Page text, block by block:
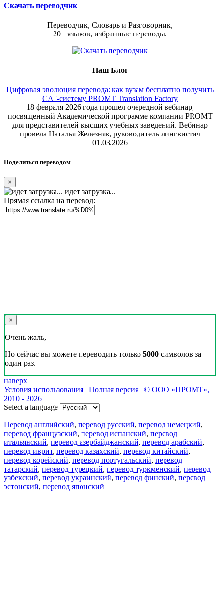
Скачать переводчик
Переводчик, Словарь и Разговорник,
20+ языков, избранные переводы.
Наш Блог
Цифровая эволюция перевода: как вузам бесплатно получить
CAT-систему PROMT Translation Factory
18 февраля 2026 года прошел очередной вебинар,
посвященный Академической программе компании PROMT
для представителей высших учебных заведений. Вебинар
провела Наталья Железняк, руководитель лингвистич
01.03.2026
Поделиться переводом
×
идет загрузка...
Прямая ссылка на перевод:
×
Очень жаль,
Но сейчас вы можете переводить только 5000 символов за
один раз.
наверх
Условия использования | Полная версия | © ООО «ПРОМТ»,
2010 - 2026
Select a language
Перевод английский, перевод русский, перевод немецкий,
перевод французский, перевод испанский, перевод
итальянский, перевод азербайджанский, перевод арабский,
перевод иврит, перевод казахский, перевод китайский,
перевод корейский, перевод португальский, перевод
татарский, перевод турецкий, перевод туркменский, перевод
узбекский, перевод украинский, перевод финский, перевод
эстонский, перевод японский